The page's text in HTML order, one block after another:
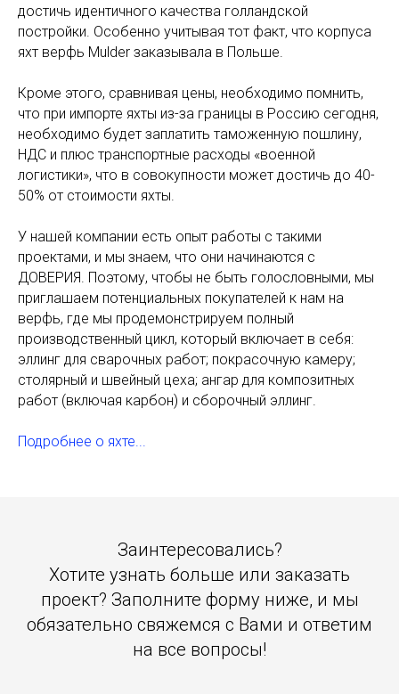
достичь идентичного качества голландской
постройки. Особенно учитывая тот факт, что корпуса
яхт верфь Mulder заказывала в Польше.
Кроме этого, сравнивая цены, необходимо помнить,
что при импорте яхты из-за границы в Россию сегодня,
необходимо будет заплатить таможенную пошлину,
НДС и плюс транспортные расходы «военной
логистики», что в совокупности может достичь до 40-
50% от стоимости яхты.
У нашей компании есть опыт работы с такими
проектами, и мы знаем, что они начинаются с
ДОВЕРИЯ. Поэтому, чтобы не быть голословными, мы
приглашаем потенциальных покупателей к нам на
верфь, где мы продемонстрируем полный
производственный цикл, который включает в себя:
эллинг для сварочных работ; покрасочную камеру;
столярный и швейный цеха; ангар для композитных
работ (включая карбон) и сборочный эллинг.
Подробнее о яхте...
Заинтересовались?
Хотите узнать больше или заказать
проект? Заполните форму ниже, и мы
обязательно свяжемся с Вами и ответим
на все вопросы!